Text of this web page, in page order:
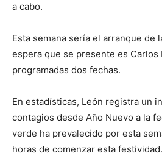
a cabo.
Esta semana sería el arranque de
espera que se presente es Carlos
programadas dos fechas.
En estadísticas, León registra un
contagios desde Año Nuevo a la
verde ha prevalecido por esta
horas de comenzar esta festividad.